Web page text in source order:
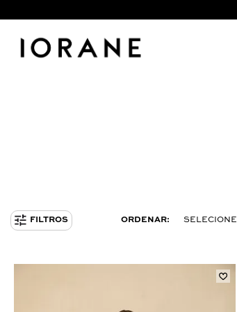
FILTROS ORDENAR: SELECIONE